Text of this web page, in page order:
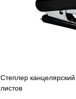
Степлер
листов